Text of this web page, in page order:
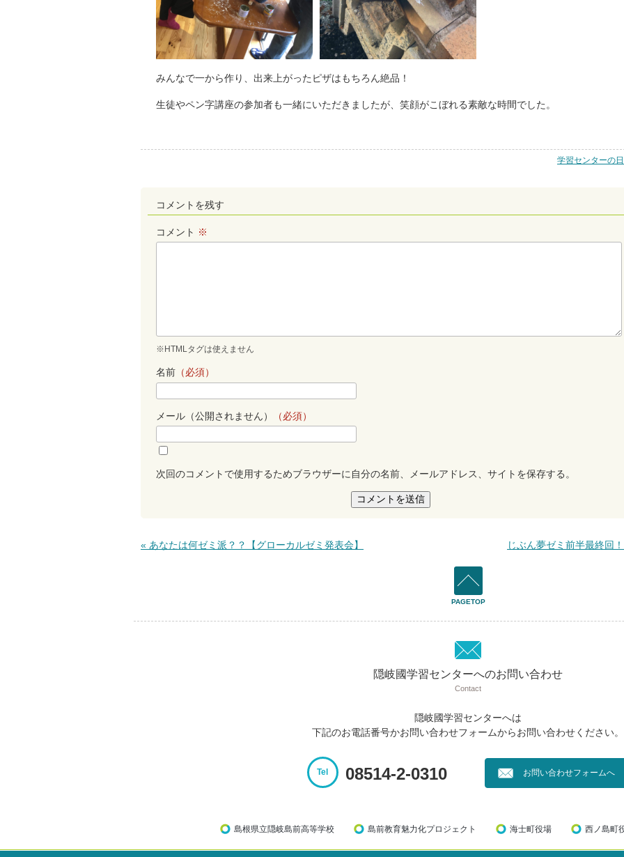
みんなで一から作り、出来上がったピザはもちろん絶品！
生徒やペン字講座の参加者も一緒にいただきましたが、笑顔がこぼれる素敵な時間でした。
学習センターの
コメントを残す
コメント ※
※HTMLタグは使えません
名前 （必須）
メール（公開されません） （必須）
次回のコメントで使用するためブラウザーに自分の名前、メールアドレス、サイトを保存する。
« 前
あなたは何ゼミ派？？【グローカルゼミ発表会】
次
じぶん夢ゼミ前半最終回
PAGETOP
隠岐國学習センターへのお問い合わせ
Contact
隠岐國学習センターへは
下記のお電話番号かお問い合わせフォームからお問い合わせください。
Tel 08514-2-0310 お問い合わせフォームへ
島根県立隠岐島前高等学校 島前教育魅力化プロジェクト 海士町役場 西ノ島町